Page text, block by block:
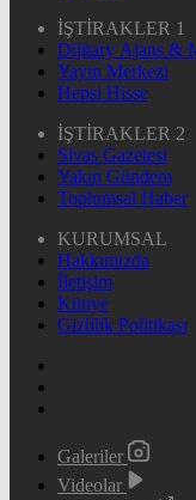
İŞTİRAKLER 1
Dijitary Ajans &
Yayın Merkezi
Hepsi Hisse
İŞTİRAKLER 2
Sivas Gazetesi
Yakın Gündem
Toplumsal Haber
KURUMSAL
Hakkımızda
İletişim
Künye
Gizlilik Politikası
Galeriler
Videolar